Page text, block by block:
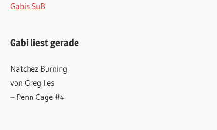
Gabis SuB
Gabi liest gerade
Natchez Burning
von Greg Iles
– Penn Cage #4